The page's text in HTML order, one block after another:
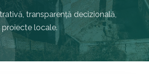
transparență decizională,
locale.